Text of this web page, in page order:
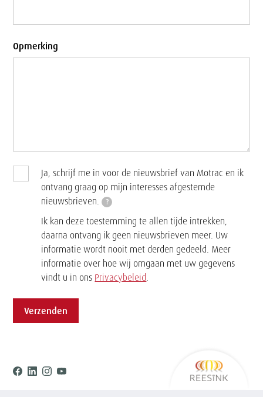
Opmerking
Ja, schrijf me in voor de nieuwsbrief van Motrac en ik
ontvang graag op mijn interesses afgestemde
nieuwsbrieven.
?
Ik kan deze toestemming te allen tijde intrekken,
daarna ontvang ik geen nieuwsbrieven meer. Uw
informatie wordt nooit met derden gedeeld. Meer
informatie over hoe wij omgaan met uw gegevens
vindt u in ons Privacybeleid
Verzenden
Facebook
LinkedinInstagram
Youtube